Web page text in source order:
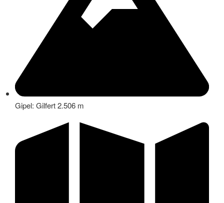
Gipel: Gilfert 2.506 m